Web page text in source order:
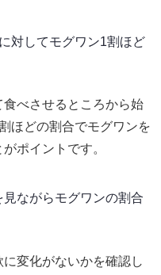
対してモグワン1割ほど
べさせるところから始
ほどの割合でモグワンを
ポイントです。
ながらモグワンの割合
変化がないかを確認し